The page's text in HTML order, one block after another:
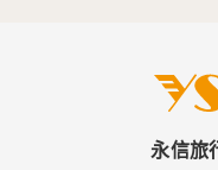
永信旅